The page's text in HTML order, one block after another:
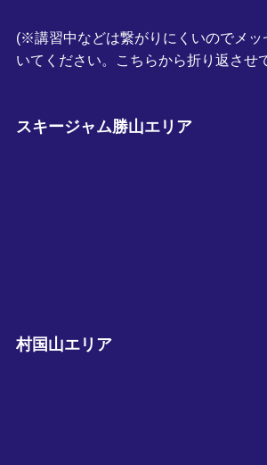
(※講習中などは繋がりにくいのでメッ
いてください。こちらから折り返させ
スキージャム勝山エリア
村国山エリア